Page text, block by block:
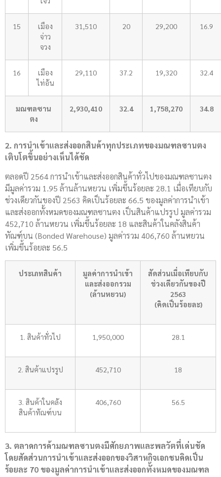
15
เมือง
จ่าว
จวง
31,510 20 29,200 16.9
16
เมือง
ไท่อัน
29,110 37.2 19,320 32.4
มณฑลซาน
ตง
2,930,410 32.4 1,758,270 34.8
2. การนำเข้าและส่งออกสินค้าทุกประเภทของมณฑลซานตง
เติบโตขึ้นอย่างเห็นได้ชัด
ตลอดปี 2564 การนำเข้าและส่งออกสินค้าทั่วไปของมณฑลซานตง
มีมูลค่ารวม 1.95 ล้านล้านหยวน เพิ่มขึ้นร้อยละ 28.1 เมื่อเทียบกับ
ช่วงเดียวกันของปี 2563 คิดเป็นร้อยละ 66.5 ของมูลค่าการนำเข้า
และส่งออกทั้งหมดของมณฑลซานตง เป็นสินค้าแปรรูป มูลค่ารวม
452,710 ล้านหยวน เพิ่มขึ้นร้อยละ 18 และสินค้าในคลังสินค้า
ทัณฑ์บน (Bonded Warehouse) มูลค่ารวม 406,760 ล้านหยวน
เพิ่มขึ้นร้อยละ 56.5
ประเภทสินค้า
มูลค่าการนำเข้า
และส่งออกรวม
(ล้านหยวน)
สัดส่วนเมื่อเทียบกับ
ช่วงเดียวกันของปี
2563
(คิดเป็นร้อยละ)
1. สินค้าทั่วไป 1,950,000 28.1
2. สินค้าแปรรูป 452,710 18
3. สินค้าในคลัง
สินค้าทัณฑ์บน
406,760 56.5
3. ตลาดการค้ามณฑลซานตงมีศักยภาพและพลวัตที่เด่นชัด
โดยสัดส่วนการนำเข้าและส่งออกของวิสาหกิจเอกชนคิดเป็น
ร้อยละ 70 ของมูลค่าการนำเข้าและส่งออกทั้งหมดของมณฑล